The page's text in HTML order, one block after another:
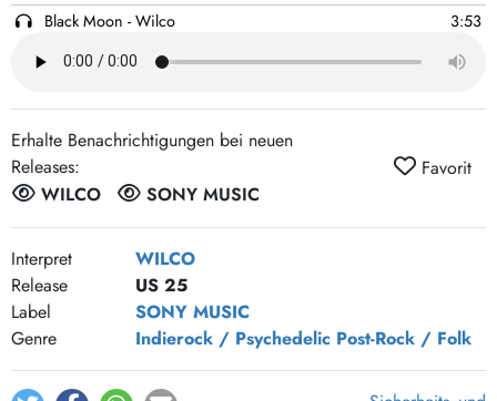
Black Moon - Wilco
3:53
Born Alone - Wilco
3:55
Standing O - Wilco
Rising Red Lung - Wilco
One Sunday Morning (Song for Jane Smiley's Boyfriend) -
Wilco
I Love My Label - Wilco
Speak Into the Rose - Wilco
6:36
Message from Mid-Bar - Wilco
4:44
Erhalte Benachrichtigungen bei neuen
Releases:
WILCO
SONY MUSIC
Favorit
Interpret
WILCO
Release
US 25
Label
SONY MUSIC
Genre
Indierock / Psychedelic Post-Rock / Folk